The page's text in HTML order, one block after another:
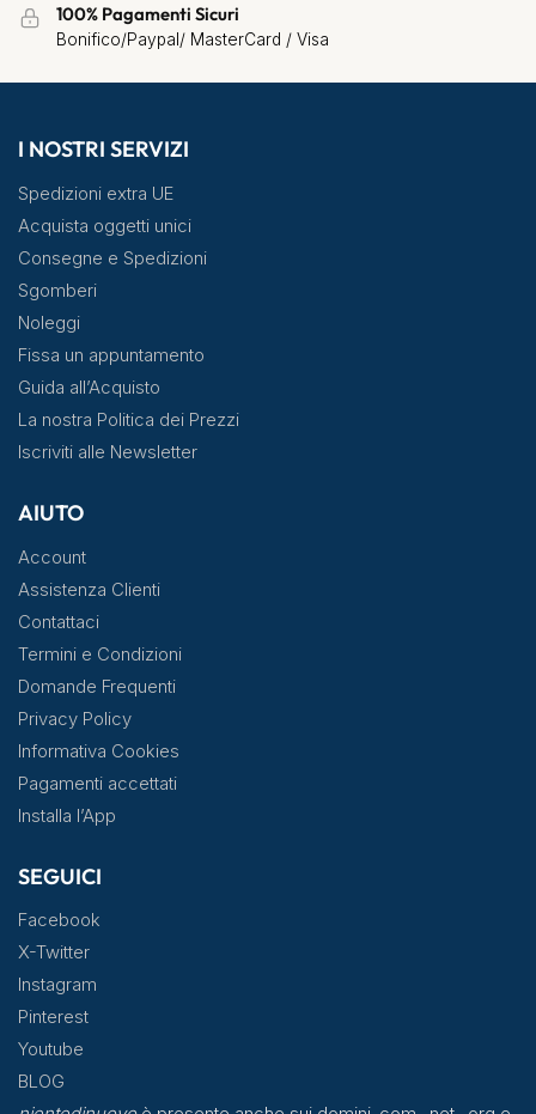
100% Pagamenti Sicuri
Bonifico/Paypal/ MasterCard / Visa
I NOSTRI SERVIZI
Spedizioni extra UE
Acquista oggetti unici
Consegne e Spedizioni
Sgomberi
Noleggi
Fissa un appuntamento
Guida all’Acquisto
La nostra Politica dei Prezzi
Iscriviti alle Newsletter
AIUTO
Account
Assistenza Clienti
Contattaci
Termini e Condizioni
Domande Frequenti
Privacy Policy
Informativa Cookies
Pagamenti accettati
Installa l’App
SEGUICI
Facebook
X-Twitter
Instagram
Pinterest
Youtube
BLOG